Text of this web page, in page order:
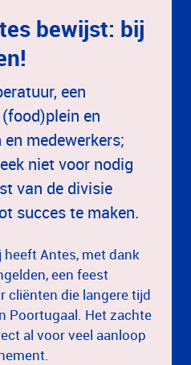
bewijst: bij
een
en
medewerkers;
niet voor nodig
van de divisie
succes te maken.
Antes, met dank
een feest
cliënten die langere tijd
Poortugaal. Het zachte
al voor veel aanloop